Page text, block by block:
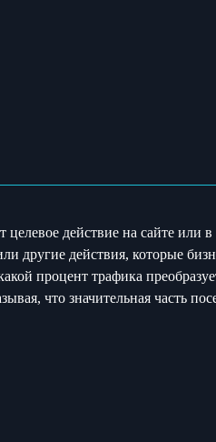
действие на сайте или в
другие действия, которые
процент трафика
что значительная часть